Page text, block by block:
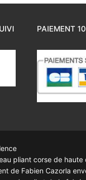
PAIEMENT
pliant corse de
de Fabien Cazorla